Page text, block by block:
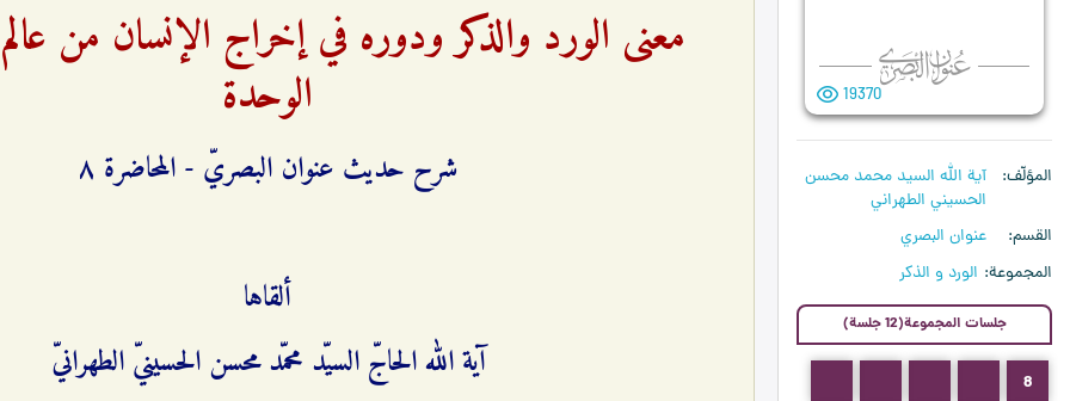
19370
المؤلّف
آية الله السيد محمد محسن
الحسيني الطهراني
القسم
عنوان البصري
المجموعة الورد و الذكر
جلسات المجموعة(12 جلسة)
8
معنى الورد والذكر ودوره في إخراج الإنسان من
الوحدة
شرح حديث عنوان البصريّ - المحاضرة ۸
ألقاها
آية الله الحاجّ السيّد محمّد محسن الحسينيّ الطهرانيّ